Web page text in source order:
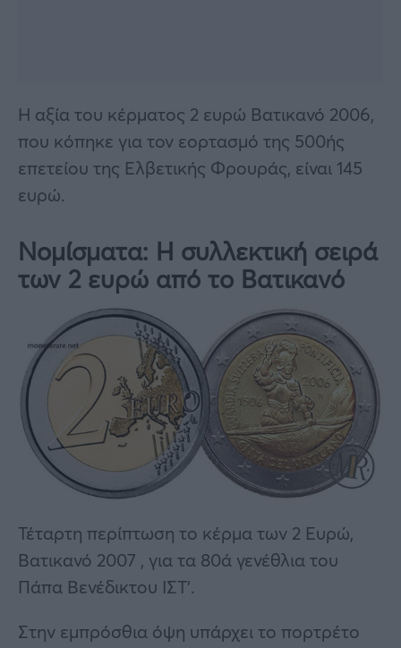
Η αξία του κέρματος 2 ευρώ Βατικανό 2006,
που κόπηκε για τον εορτασμό της 500ής
επετείου της Ελβετικής Φρουράς, είναι 145
ευρώ.
Νομίσματα: Η συλλεκτική σειρά
των 2 ευρώ από το Βατικανό
Τέταρτη περίπτωση το κέρμα των 2 Ευρώ,
Βατικανό 2007 , για τα 80ά γενέθλια του
Πάπα Βενέδικτου ΙΣΤ’.
Στην εμπρόσθια όψη υπάρχει το πορτρέτο